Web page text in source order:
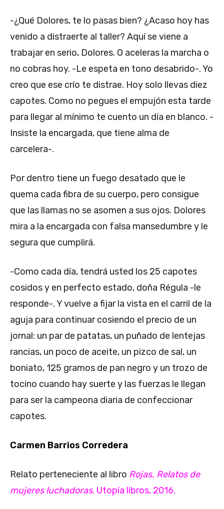
-¿Qué Dolores, te lo pasas bien? ¿Acaso hoy has
venido a distraerte al taller? Aquí se viene a
trabajar en serio, Dolores. O aceleras la marcha o
no cobras hoy. -Le espeta en tono desabrido-. Yo
creo que ese crío te distrae. Hoy solo llevas diez
capotes. Como no pegues el empujón esta tarde
para llegar al mínimo te cuento un día en blanco. -
Insiste la encargada, que tiene alma de
carcelera-.
Por dentro tiene un fuego desatado que le
quema cada fibra de su cuerpo, pero consigue
que las llamas no se asomen a sus ojos. Dolores
mira a la encargada con falsa mansedumbre y le
segura que cumplirá.
-Como cada día, tendrá usted los 25 capotes
cosidos y en perfecto estado, doña Régula -le
responde-. Y vuelve a fijar la vista en el carril de la
aguja para continuar cosiendo el precio de un
jornal: un par de patatas, un puñado de lentejas
rancias, un poco de aceite, un pizco de sal, un
boniato, 125 gramos de pan negro y un trozo de
tocino cuando hay suerte y las fuerzas le llegan
para ser la campeona diaria de confeccionar
capotes.
Carmen Barrios Corredera
Relato perteneciente al libro Rojas. Relatos de
mujeres luchadoras. Utopía libros, 2016.